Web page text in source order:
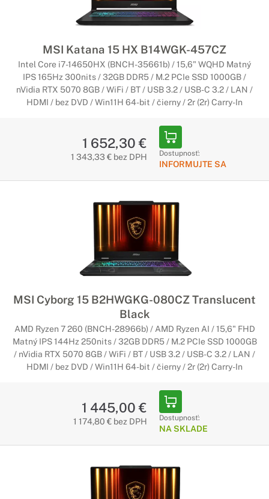
MSI Katana 15 HX B14WGK-457CZ
Intel Core i7-14650HX (BNCH-35661b) / 15,6" WQHD Matný
IPS 165Hz 300nits / 32GB DDR5 / M.2 PCIe SSD 1000GB /
nVidia RTX 5070 8GB / WiFi / BT / USB 3.2 / USB-C 3.2 / LAN /
HDMI / bez DVD / Win11H 64-bit / čierny / 2r (2r) Carry-In
1 652,30 €
1 343,33 € bez DPH Dostupnosť:
INFORMUJTE SA
MSI Cyborg 15 B2HWGKG-080CZ Translucent
Black
AMD Ryzen 7 260 (BNCH-28966b) / AMD Ryzen AI / 15,6" FHD
Matný IPS 144Hz 250nits / 32GB DDR5 / M.2 PCIe SSD 1000GB
/ nVidia RTX 5070 8GB / WiFi / BT / USB 3.2 / USB-C 3.2 / LAN /
HDMI / bez DVD / Win11H 64-bit / čierny / 2r (2r) Carry-In
1 445,00 €
1 174,80 € bez DPH Dostupnosť:
NA SKLADE